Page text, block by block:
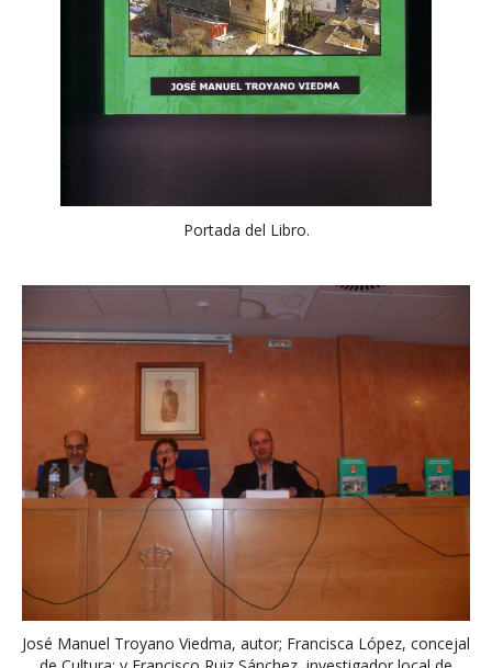
Portada del Libro.
José Manuel Troyano Viedma, autor; Francisca López, concejal